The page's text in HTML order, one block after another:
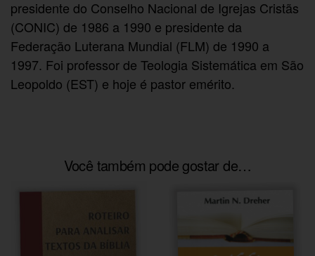
presidente do Conselho Nacional de Igrejas Cristãs
(CONIC) de 1986 a 1990 e presidente da
Federação Luterana Mundial (FLM) de 1990 a
1997. Foi professor de Teologia Sistemática em São
Leopoldo (EST) e hoje é pastor emérito.
Você também pode gostar de…